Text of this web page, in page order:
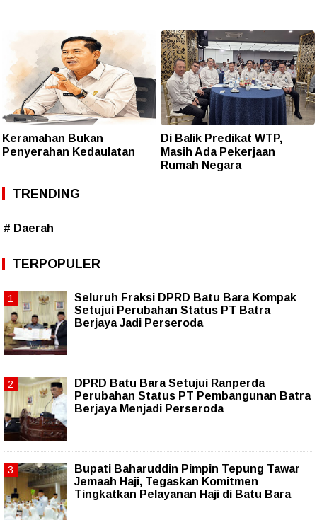
Keramahan Bukan
Penyerahan Kedaulatan
Di Balik Predikat WTP,
Masih Ada Pekerjaan
Rumah Negara
TRENDING
# Daerah
TERPOPULER
Seluruh Fraksi DPRD Batu Bara Kompak
Setujui Perubahan Status PT Batra
Berjaya Jadi Perseroda
DPRD Batu Bara Setujui Ranperda
Perubahan Status PT Pembangunan Batra
Berjaya Menjadi Perseroda
Bupati Baharuddin Pimpin Tepung Tawar
Jemaah Haji, Tegaskan Komitmen
Tingkatkan Pelayanan Haji di Batu Bara